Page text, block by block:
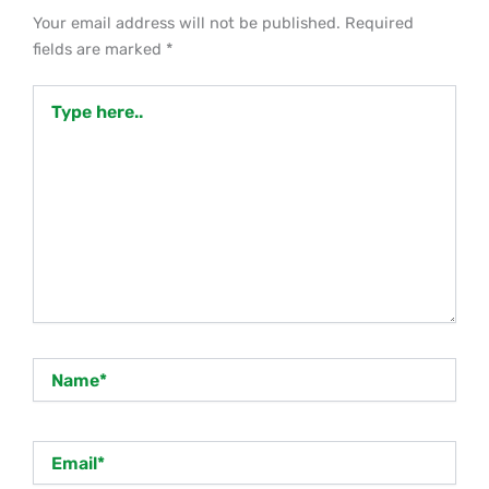
Your email address will not be published. Required
fields are marked *
here..